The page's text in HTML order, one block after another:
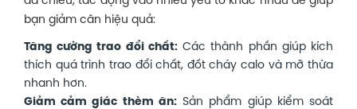
bạn giảm cân hiệu quả:
Tăng cường trao đổi chất: Các thành phần giúp kích
thích quá trình trao đổi chất, đốt cháy calo và mỡ thừa
nhanh hơn.
Giảm cảm giác thèm ăn: Sản phẩm giúp kiểm soát